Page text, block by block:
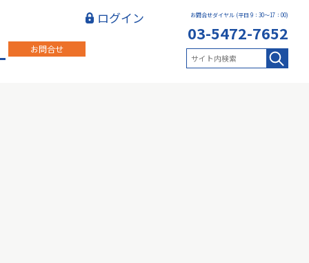
お問合せ
お問合せダイヤル (平日 9：30～17：00)
03-5472-7652
ログイン